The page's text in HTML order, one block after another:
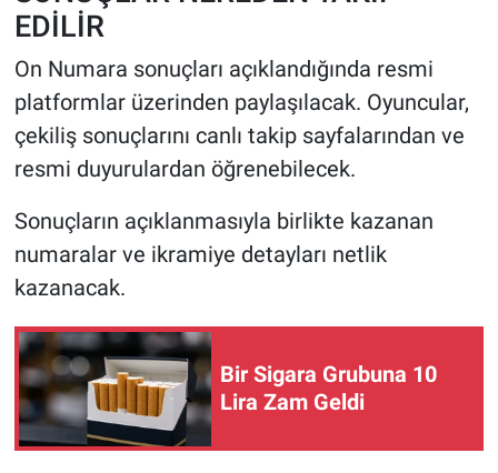
EDİLİR
On Numara sonuçları açıklandığında resmi
platformlar üzerinden paylaşılacak. Oyuncular,
çekiliş sonuçlarını canlı takip sayfalarından ve
resmi duyurulardan öğrenebilecek.
Sonuçların açıklanmasıyla birlikte kazanan
numaralar ve ikramiye detayları netlik
kazanacak.
Bir Sigara Grubuna 10
Lira Zam Geldi